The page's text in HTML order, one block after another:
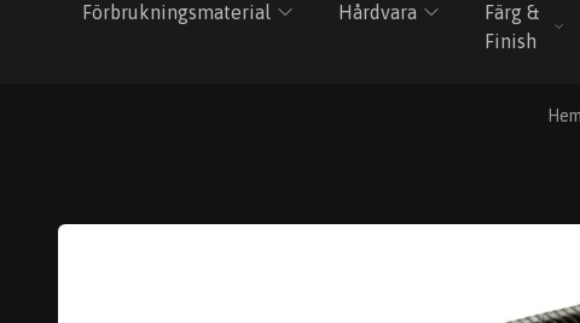
Förbrukningsmaterial Hårdvara
Färg &
Finish
Hem